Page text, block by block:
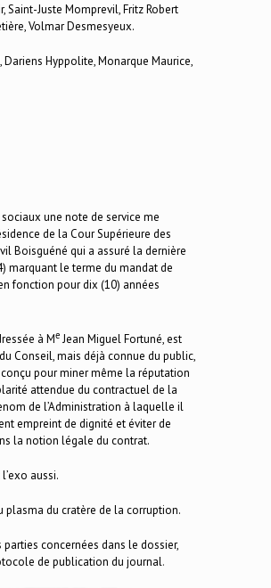
Saint-Juste Momprevil, Fritz Robert
Volmar Desmesyeux.
Hyppolite, Monarque Maurice,
une note de service me
de la Cour Supérieure des
Boisguéné qui a assuré la dernière
marquant le terme du mandat de
fonction pour dix (10) années
à Me Jean Miguel Fortuné, est
Conseil, mais déjà connue du public,
pour miner même la réputation
attendue du contractuel de la
de l’Administration à laquelle il
empreint de dignité et éviter de
la notion légale du contrat.
aussi.
plasma du cratère de la corruption.
concernées dans le dossier,
de publication du journal.